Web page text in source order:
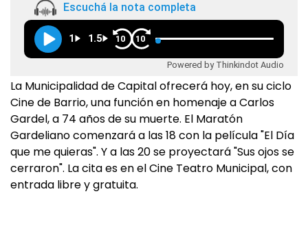
Escuchá la nota completa
1 1.5 10 10
Powered by Thinkindot Audio
La Municipalidad de Capital ofrecerá hoy, en su ciclo
Cine de Barrio, una función en homenaje a Carlos
Gardel, a 74 años de su muerte. El Maratón
Gardeliano comenzará a las 18 con la película "El Día
que me quieras". Y a las 20 se proyectará "Sus ojos se
cerraron". La cita es en el Cine Teatro Municipal, con
entrada libre y gratuita.